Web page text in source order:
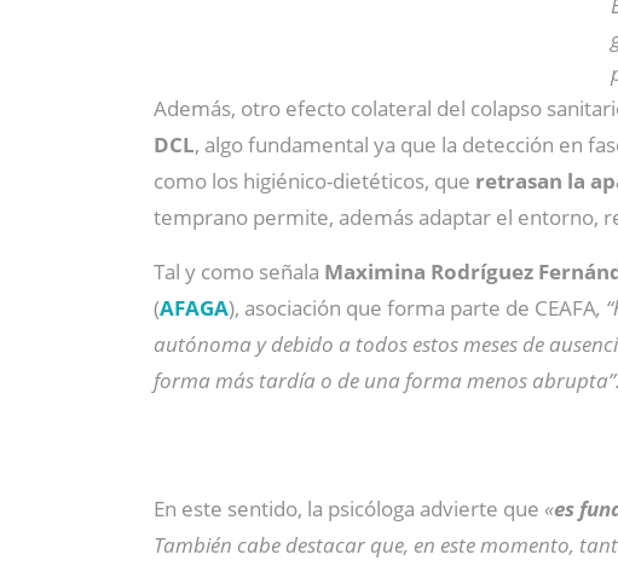
Además, otro efecto colateral del colapso
DCL, algo fundamental ya que la detección en
como los higiénico-dietéticos, que retrasan la
temprano permite, además adaptar el entorno,
Tal y como señala Maximina Rodríguez
(AFAGA), asociación que forma parte de CEAFA,
autónoma y debido a todos estos meses de
forma más tardía o de una forma menos abrupta”.
En este sentido, la psicóloga advierte que «es
También cabe destacar que, en este momento,